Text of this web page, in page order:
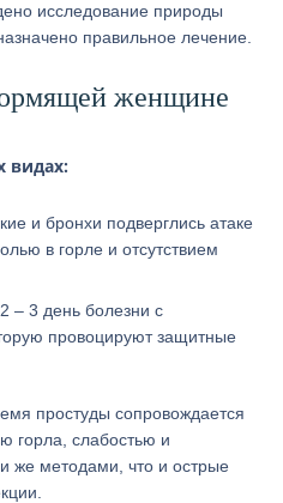
исследование природы
правильное лечение.
женщине
видах:
и бронхи подверглись атаке
в горле и отсутствием
– 3 день болезни с
провоцируют защитные
простуды сопровождается
горла, слабостью и
же методами, что и острые